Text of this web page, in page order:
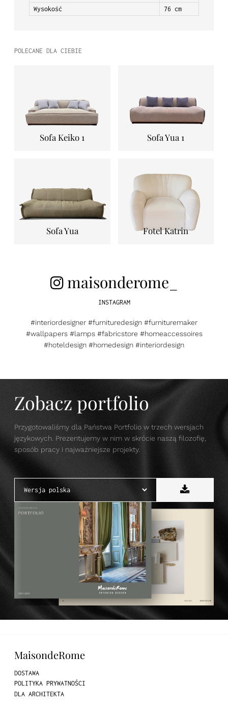
Wysokość
76 cm
POLECANE DLA CIEBIE
Sofa Keiko 1 Sofa Yua 1
Sofa Yua Fotel Katrin
maisonderome_
INSTAGRAM
#interiordesigner #furnituredesign #furnituremaker
#wallpapers #lamps #fabricstore #homeaccessoires
#hoteldesign #homedesign #interiordesign
Zobacz portfolio
Przygotowaliśmy dla Państwa Portfolio w trzech wersjach
językowych. Prezentujemy w nim w skrócie naszą filozofię,
sposób pracy i najważniejsze projekty.
MaisondeRome
DOSTAWA
POLITYKA PRYWATNOŚCI
DLA ARCHITEKTA